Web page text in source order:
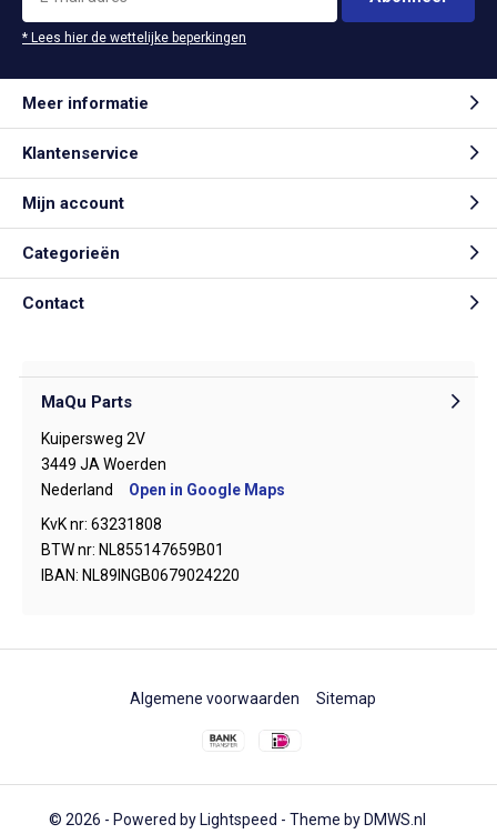
* Lees hier de wettelijke beperkingen
Meer informatie
Klantenservice
Mijn account
Categorieën
Contact
MaQu Parts
Kuipersweg 2V
3449 JA Woerden
Nederland
Open in Google Maps
KvK nr: 63231808
BTW nr: NL855147659B01
IBAN: NL89INGB0679024220
© 2026 - Powered by Lightspeed - Theme by DMWS.nl
Algemene voorwaarden Sitemap